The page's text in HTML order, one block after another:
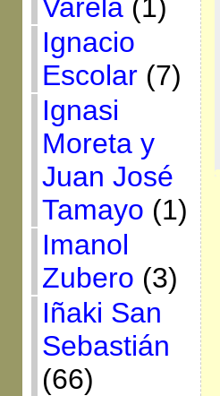
Varela(1)
Ignacio
Escolar(7)
Ignasi
Moreta y
Juan José
Tamayo (1)
Imanol
Zubero (3)
Iñaki San
Sebastián
(66)